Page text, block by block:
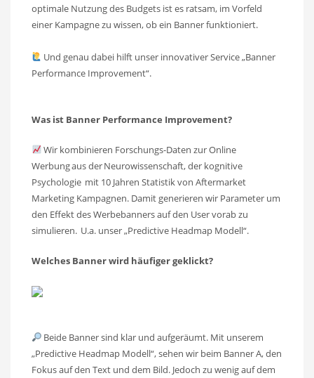
optimale Nutzung des Budgets ist es ratsam, im Vorfeld
einer Kampagne zu wissen, ob ein Banner funktioniert.
Und genau dabei hilft unser innovativer Service „Banner
Performance Improvement“.
Was ist Banner Performance Improvement?
Wir kombinieren Forschungs-Daten zur Online
Werbung aus der Neurowissenschaft, der kognitive
Psychologie mit 10 Jahren Statistik von Aftermarket
Marketing Kampagnen. Damit generieren wir Parameter um
den Effekt des Werbebanners auf den User vorab zu
simulieren. U.a. unser „Predictive Headmap Modell“.
Welches Banner wird häufiger geklickt?
Beide Banner sind klar und aufgeräumt. Mit unserem
„Predictive Headmap Modell“, sehen wir beim Banner A, den
Fokus auf den Text und dem Bild. Jedoch zu wenig auf dem